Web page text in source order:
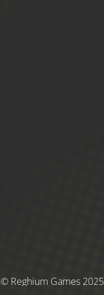
© Reghium Games 2025